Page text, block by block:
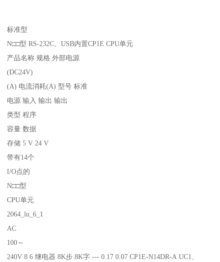
标准型
N□□型 RS-232C、USB内置CP1E CPU单元
产品名称 规格 外部电源
(DC24V)
(A) 电流消耗(A) 型号 标准
电源 输入 输出 输出
类型 程序
容量 数据
存储 5 V 24 V
带有14个
I/O点的
N□□型
CPU单元
2064_lu_6_1
AC
100～
240V 8 6 继电器 8K步 8K字 --- 0.17 0.07 CP1E-N14DR-A UC1、